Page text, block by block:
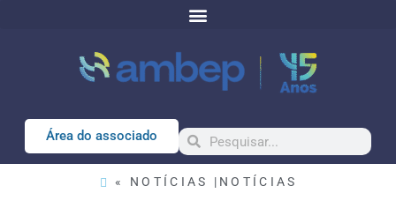
Área do associado
« NOTÍCIAS | NOTÍCIAS